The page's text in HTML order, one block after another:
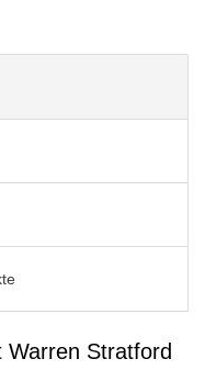
Warren Stratford